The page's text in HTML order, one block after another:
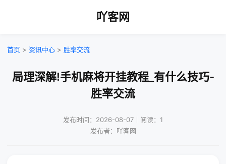
吖客网
首页 > 资讯中心 > 胜率交流
局理深解!手机麻将开挂教程_有什么技巧-
胜率交流
发布时间：2026-08-07｜阅读：1
发布者：吖客网